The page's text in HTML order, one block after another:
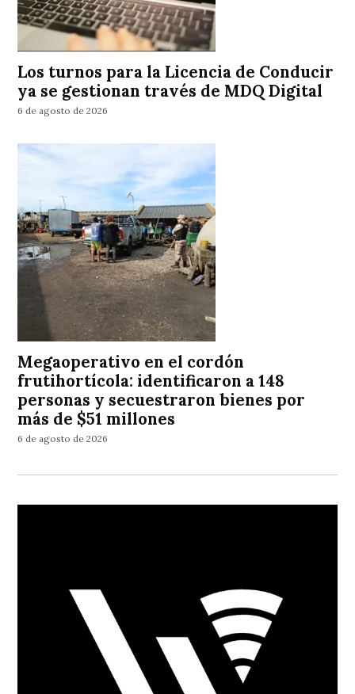
Los turnos para la Licencia de Conducir
ya se gestionan través de MDQ Digital
6 de agosto de 2026
Megaoperativo en el cordón
frutihortícola: identificaron a 148
personas y secuestraron bienes por
más de $51 millones
6 de agosto de 2026